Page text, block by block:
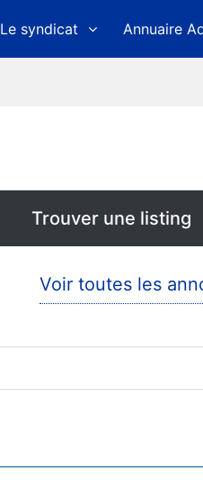
Le syndicat Annuaire
Voir toutes les